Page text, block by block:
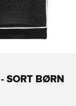
SORT BØRN